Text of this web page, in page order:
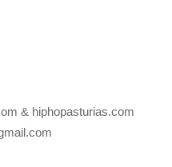
& hiphopasturias.com